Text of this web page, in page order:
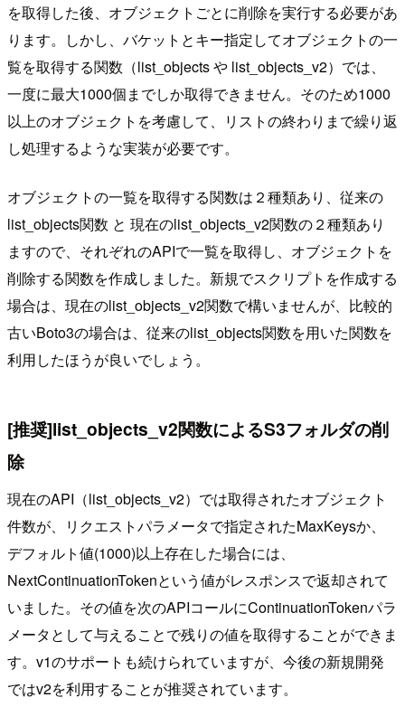
を取得した後、オブジェクトごとに削除を実行する必要があ
ります。しかし、バケットとキー指定してオブジェクトの一
覧を取得する関数（list_objects や list_objects_v2）では、
一度に最大1000個までしか取得できません。そのため1000
以上のオブジェクトを考慮して、リストの終わりまで繰り返
し処理するような実装が必要です。
オブジェクトの一覧を取得する関数は２種類あり、従来の
list_objects関数 と 現在のlist_objects_v2関数の２種類あり
ますので、それぞれのAPIで一覧を取得し、オブジェクトを
削除する関数を作成しました。新規でスクリプトを作成する
場合は、現在のlist_objects_v2関数で構いませんが、比較的
古いBoto3の場合は、従来のlist_objects関数を用いた関数を
利用したほうが良いでしょう。
[推奨]list_objects_v2関数によるS3フォルダの削
除
現在のAPI（list_objects_v2）では取得されたオブジェクト
件数が、リクエストパラメータで指定されたMaxKeysか、
デフォルト値(1000)以上存在した場合には、
NextContinuationTokenという値がレスポンスで返却されて
いました。その値を次のAPIコールにContinuationTokenパラ
メータとして与えることで残りの値を取得することができま
す。v1のサポートも続けられていますが、今後の新規開発
ではv2を利用することが推奨されています。